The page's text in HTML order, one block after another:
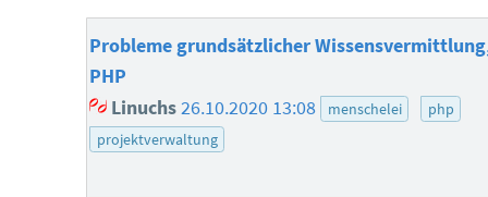
Probleme grundsätzlicher
PHP
Linuchs26.10.2020 13:08 menschelei
php
projektverwaltung